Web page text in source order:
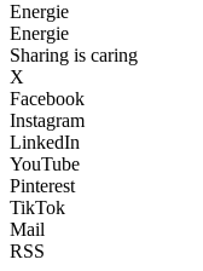
Energie
Energie
Sharing is caring
X
Facebook
Instagram
LinkedIn
YouTube
Pinterest
TikTok
Mail
RSS